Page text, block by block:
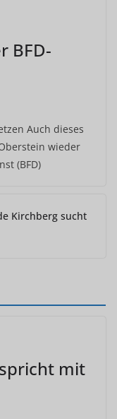
BFD-
Auch dieses
wieder
(BFD)
Kirchberg sucht
mit